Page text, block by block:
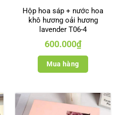
Hộp hoa sáp + nước hoa
khô hương oải hương
lavender T06-4
600.000₫
Mua hàng